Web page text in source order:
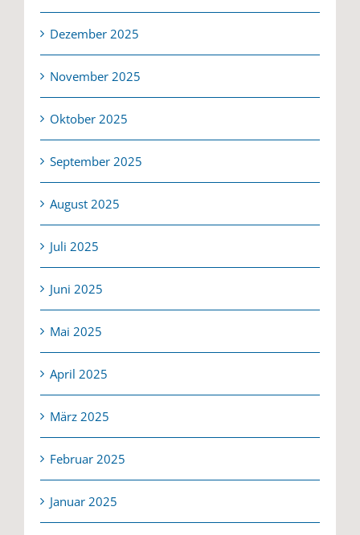
Dezember 2025
November 2025
Oktober 2025
September 2025
August 2025
Juli 2025
Juni 2025
Mai 2025
April 2025
März 2025
Februar 2025
Januar 2025